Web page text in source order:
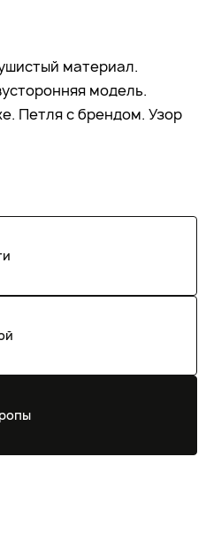
материал.
модель.
Петля с брендом. Узор